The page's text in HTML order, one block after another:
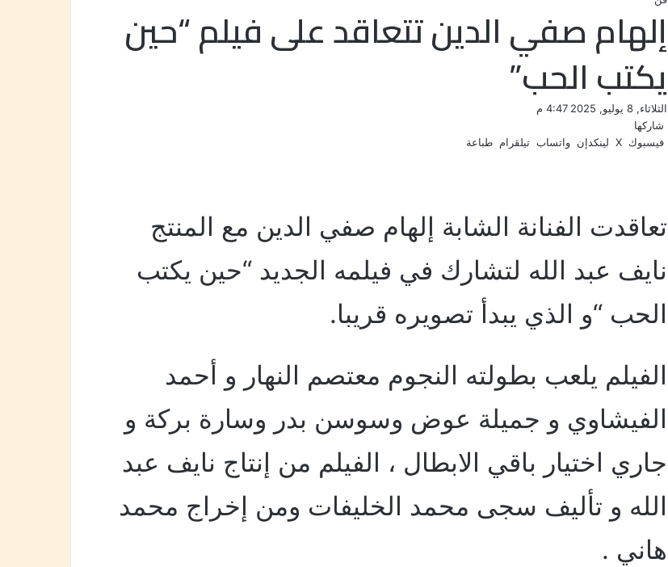
إلهام صفي الدين تتعاقد على فيلم “حين
يكتب الحب”
الثلاثاء, 8 يوليو, 2025 4:47 م
شاركها
فيسبوك ‫X لينكدإن واتساب تيلقرام طباعة
تعاقدت الفنانة الشابة إلهام صفي الدين مع المنتج
نايف عبد الله لتشارك في فيلمه الجديد “حين يكتب
الحب “و الذي يبدأ تصويره قريبا.
الفيلم يلعب بطولته النجوم معتصم النهار و أحمد
الفيشاوي و جميلة عوض وسوسن بدر وسارة بركة و
جاري اختيار باقي الابطال ، الفيلم من إنتاج نايف عبد
الله و تأليف سجى محمد الخليفات ومن إخراج محمد
هاني .